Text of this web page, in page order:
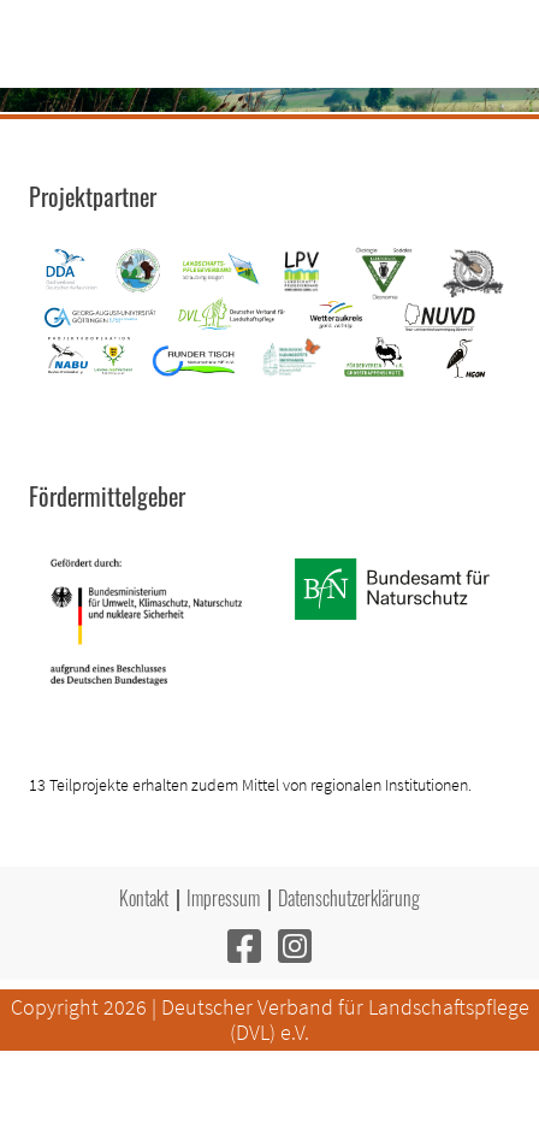
Projektpartner
Fördermittelgeber
13 Teilprojekte erhalten zudem Mittel von regionalen Institutionen.
Kontakt Impressum Datenschutzerklärung
Copyright 2026 | Deutscher Verband für Landschaftspflege
(DVL) e.V.